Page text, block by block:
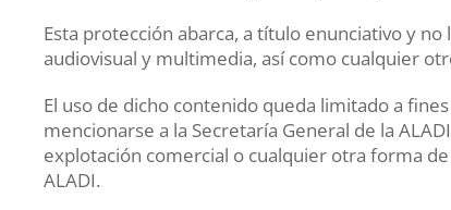
Esta protección abarca, a título enunciativo y
audiovisual y multimedia, así como cualquier
El uso de dicho contenido queda limitado a
mencionarse a la Secretaría General de la
explotación comercial o cualquier otra forma
ALADI.